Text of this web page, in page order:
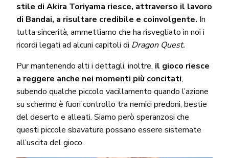
stile di Akira Toriyama riesce, attraverso il lavoro
di Bandai, a risultare credibile e coinvolgente. In
tutta sincerità, ammettiamo che ha risvegliato in noi i
ricordi legati ad alcuni capitoli di Dragon Quest.
Pur mantenendo alti i dettagli, inoltre, il gioco riesce
a reggere anche nei momenti più concitati,
subendo qualche piccolo vacillamento quando l’azione
su schermo è fuori controllo tra nemici predoni, bestie
del deserto e alleati. Siamo però speranzosi che
questi piccole sbavature possano essere sistemate
all’uscita del gioco.